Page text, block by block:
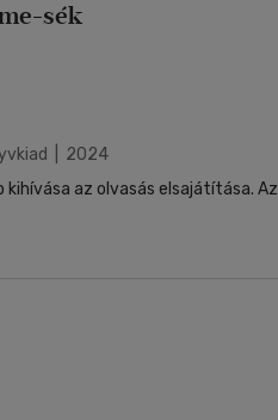
sék
| 2024
kihívása az olvasás elsajátítása. Az